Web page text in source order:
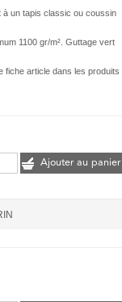
à un tapis classic ou coussin
1100 gr/m². Guttage vert
fiche article dans les produits
Ajouter au panier